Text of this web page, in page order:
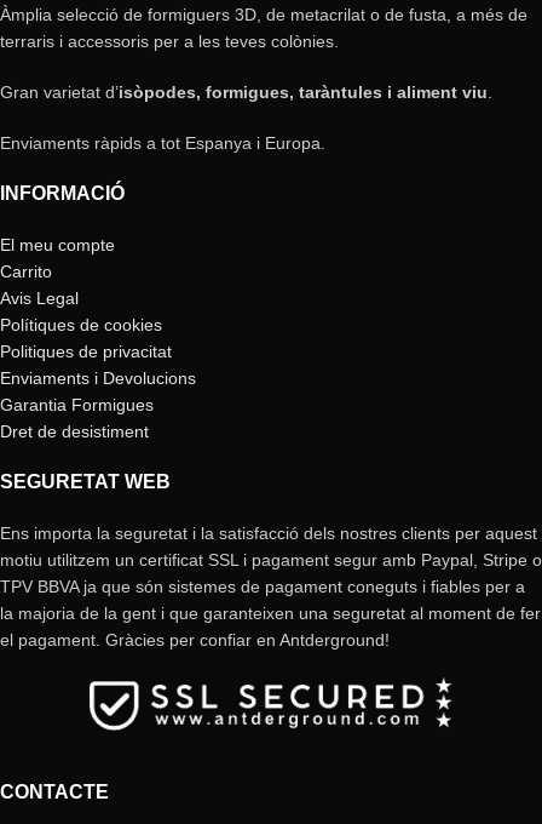
Àmplia selecció de formiguers 3D, de metacrilat o de fusta, a més de
terraris i accessoris per a les teves colònies.
Gran varietat d’isòpodes, formigues, taràntules i aliment viu
Enviaments ràpids a tot Espanya i Europa.
INFORMACIÓ
El meu compte
Carrito
Avis Legal
Polítiques de cookies
Politiques de privacitat
Enviaments i Devolucions
Garantia Formigues
Dret de desistiment
SEGURETAT WEB
Ens importa la seguretat i la satisfacció dels nostres clients per aquest
motiu utilitzem un certificat SSL i pagament segur amb Paypal, Stripe o
TPV BBVA ja que són sistemes de pagament coneguts i fiables per a
la majoria de la gent i que garanteixen una seguretat al moment de fer
el pagament. Gràcies per confiar en Antderground!
CONTACTE